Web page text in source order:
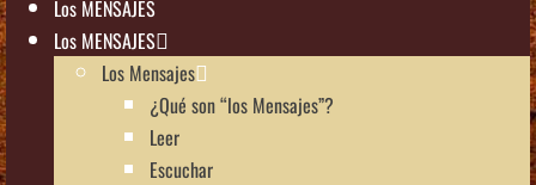
Los MENSAJES
Los MENSAJES
Los Mensajes
¿Qué son “los Mensajes”?
Leer
Escuchar